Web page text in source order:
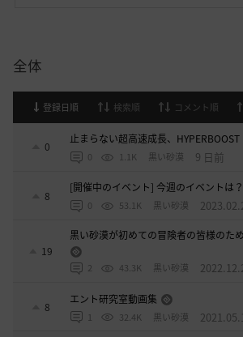
全体
登録日順 検索順 コメント順
0
止まらない超高速成長、HYPERBOOST
0 1.1K 黒い砂漠 9 日前
8
[開催中のイベント] 今週のイベントは？
0 53.1K 黒い砂漠
19
黒い砂漠が初めての冒険者の皆様のた
2 43.3K 黒い砂漠
8
エント研究室動画集
1 32.4K 黒い砂漠